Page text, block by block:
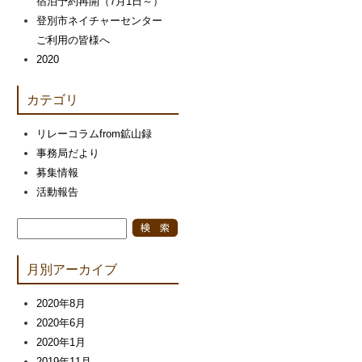
登別市ネイチャーセンター
ご利用の皆様へ
2020
カテゴリ
リレーコラムfrom鉱山録
事務局だより
募集情報
活動報告
月別アーカイブ
2020年8月
2020年6月
2020年1月